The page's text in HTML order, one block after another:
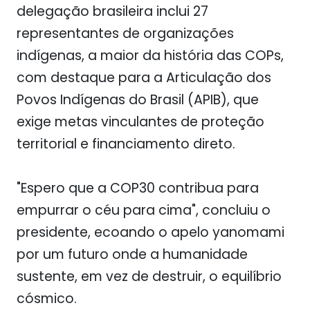
delegação brasileira inclui 27
representantes de organizações
indígenas, a maior da história das COPs,
com destaque para a Articulação dos
Povos Indígenas do Brasil (APIB), que
exige metas vinculantes de proteção
territorial e financiamento direto.
"Espero que a COP30 contribua para
empurrar o céu para cima", concluiu o
presidente, ecoando o apelo yanomami
por um futuro onde a humanidade
sustente, em vez de destruir, o equilíbrio
cósmico.